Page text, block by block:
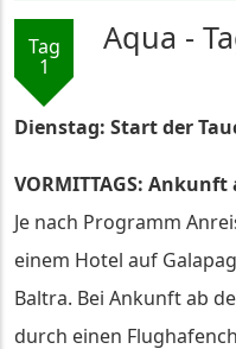
Tag
1
Aqua -
Dienstag: Start der
VORMITTAGS:
Je nach Programm
einem Hotel auf
Baltra. Bei Ankunft ab
durch einen